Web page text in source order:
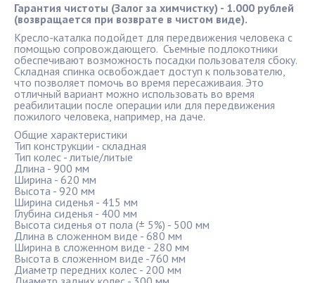
Гарантия чистоты (Залог за химчистку) - 1.000 рублей
(возвращается при возврате в чистом виде).
Кресло-каталка подойдет для передвижения человека с
помощью сопровождающего. Съемные подлокотники
обеспечивают возможность посадки пользователя сбоку.
Складная спинка освобождает доступ к пользователю,
что позволяет помочь во время пересаживаия. Это
отличный вариант можно использовать во время
реабилитации после операции или для передвижения
пожилого человека, например, на даче.
Общие характеристики
Тип конструкции - складная
Тип колес - литые/литые
Длина - 900 мм
Ширина - 620 мм
Высота - 920 мм
Ширина сиденья - 415 мм
Глубина сиденья - 400 мм
Высота сиденья от пола (± 5%) - 500 мм
Длина в сложенном виде - 680 мм
Ширина в сложенном виде - 280 мм
Высота в сложенном виде -760 мм
Диаметр передних колес - 200 мм